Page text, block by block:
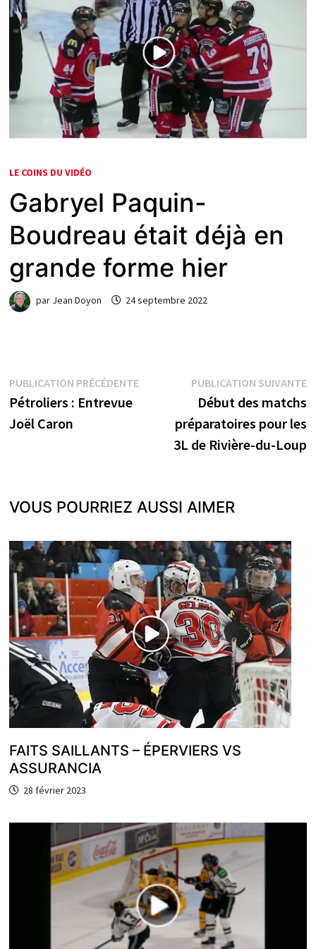
LE COINS DU VIDÉO
Gabryel Paquin-
Boudreau était déjà en
grande forme hier
par Jean Doyon 24 septembre 2022
Navigation
de
PUBLICATION PRÉCÉDENTEPublication
précédente :
Pétroliers : Entrevue
Joël Caron
PUBLICATION SUIVANTE
Début des matchs
préparatoires pour les
3L de Rivière-du-Loup
VOUS POURRIEZ AUSSI AIMER
FAITS SAILLANTS – ÉPERVIERS VS
ASSURANCIA
28 février 2023